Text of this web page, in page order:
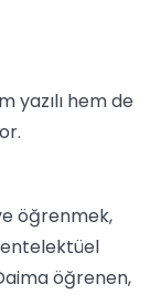
yazılı hem de
öğrenmek,
entelektüel
öğrenen,